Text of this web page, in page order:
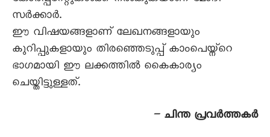
സർക്കാർ.
ഈ വിഷയങ്ങളാണ് ലേഖനങ്ങളായും
കുറിപ്പുകളായും തിരഞ്ഞെടുപ്പ് കാംപെയ്ന്റെ
ഭാഗമായി ഈ ലക്കത്തിൽ കെെകാര്യം
ചെയ്തിട്ടുള്ളത്.
– ചിന്ത പ്രവർത്തകർ